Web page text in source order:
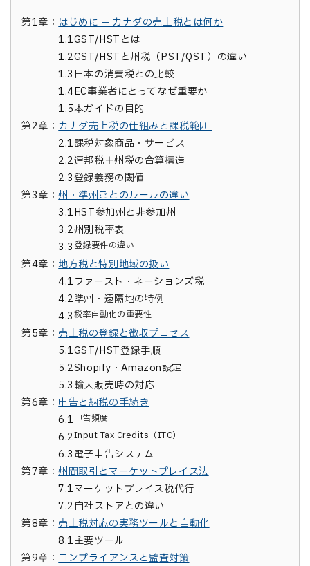
第1章： はじめに — カナダの売上税とは何か
1.1GST/HSTとは
1.2GST/HSTと州税（PST/QST）の違い
1.3 日本の消費税との比較
1.4EC事業者にとってなぜ重要か
1.5本ガイドの目的
第2章： カナダ売上税の仕組みと課税範囲
2.1課税対象商品・サービス
2.2連邦税＋州税の合算構造
2.3登録義務の閾値
第3章：州・準州ごとのルールの違い
3.1HST参加州と非参加州
3.2州別税率表
3.3 登録要件の違い
第4章： 地方税と特別地域の扱い
4.1ファースト・ネーションズ税
4.2準州・遠隔地の特例
4.3税率自動化の重要性
第5章：売上税の登録と徴収プロセス
5.1GST/HST登録手順
5.2Shopify・Amazon設定
5.3輸入販売時の対応
第6章： 申告と納税の手続き
6.1申告頻度
6.2Input Tax Credits（ITC）
6.3電子申告システム
第7章：州間取引とマーケットプレイス法
7.1マーケットプレイス税代行
7.2自社ストアとの違い
第8章：売上税対応の実務ツールと自動化
8.1主要ツール
第9章： コンプライアンスと監査対策